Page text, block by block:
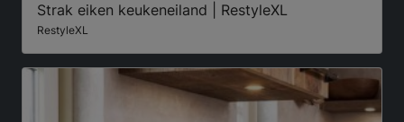
Strak eiken keukeneiland | RestyleXL
RestyleXL